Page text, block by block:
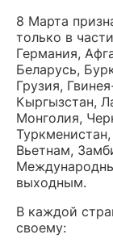
8 Марта
только в
Германия,
Беларусь,
Грузия,
Кыргызстан,
Монголия,
Вьетнам,
выходным.
В каждой
своему: